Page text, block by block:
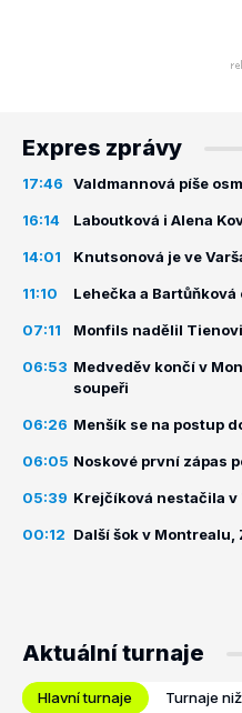
Expres zprávy
17:46 Valdmannová píše
16:14 Laboutková i Alena
14:01 Knutsonová je ve
11:10 Lehečka a
07:11 Monfils nadělil
06:53 Medveděv končí v
soupeři
06:26 Menšík se na postup
06:05 Noskové první zápas
05:39 Krejčíková nestačila v
00:12 Další šok v Montrealu,
Aktuální turnaje
Hlavní turnaje Turnaje